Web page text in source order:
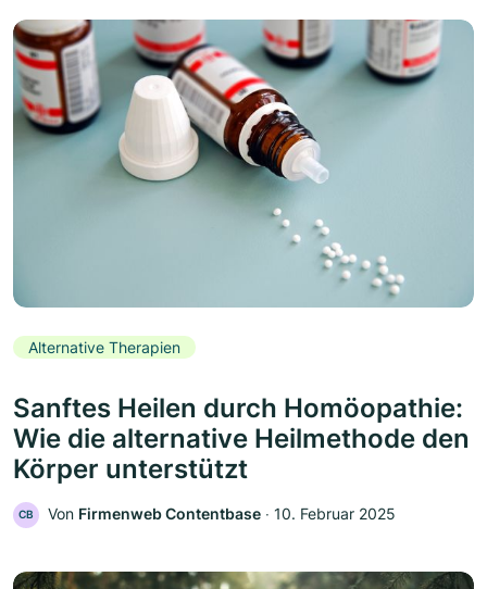
Alternative Therapien
Sanftes Heilen durch Homöopathie:
Wie die alternative Heilmethode den
Körper unterstützt
CB Von Firmenweb Contentbase ‧ 10. Februar 2025